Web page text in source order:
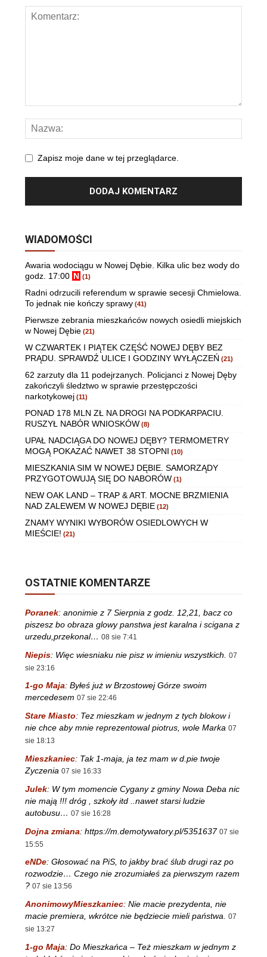
Zapisz moje dane w tej przeglądarce.
WIADOMOŚCI
Awaria wodociągu w Nowej Dębie. Kilka ulic bez wody do
godz. 17:00 N (1)
Radni odrzucili referendum w sprawie secesji Chmielowa.
To jednak nie kończy sprawy (41)
Pierwsze zebrania mieszkańców nowych osiedli miejskich
w Nowej Dębie (21)
W CZWARTEK I PIĄTEK CZĘŚĆ NOWEJ DĘBY BEZ
PRĄDU. SPRAWDŹ ULICE I GODZINY WYŁĄCZEŃ (21)
62 zarzuty dla 11 podejrzanych. Policjanci z Nowej Dęby
zakończyli śledztwo w sprawie przestępczości
narkotykowej (11)
PONAD 178 MLN ZŁ NA DROGI NA PODKARPACIU.
RUSZYŁ NABÓR WNIOSKÓW (8)
UPAŁ NADCIĄGA DO NOWEJ DĘBY? TERMOMETRY
MOGĄ POKAZAĆ NAWET 38 STOPNI (10)
MIESZKANIA SIM W NOWEJ DĘBIE. SAMORZĄDY
PRZYGOTOWUJĄ SIĘ DO NABORÓW (1)
NEW OAK LAND – TRAP & ART. MOCNE BRZMIENIA
NAD ZALEWEM W NOWEJ DĘBIE (12)
ZNAMY WYNIKI WYBORÓW OSIEDLOWYCH W
MIEŚCIE! (21)
OSTATNIE KOMENTARZE
Poranek: anonimie z 7 Sierpnia z godz. 12,21, bacz co
piszesz bo obraza glowy panstwa jest karalna i scigana z
urzedu,przekonal… 08 sie 7:41
Niepis: Więc wiesniaku nie pisz w imieniu wszystkich.
07
sie 23:16
1-go Maja: Byłeś już w Brzostowej Górze swoim
mercedesem 07 sie 22:46
Stare Miasto: Tez mieszkam w jednym z tych blokow i
nie chce aby mnie reprezentowal piotrus, wole Marka 07
sie 18:13
Mieszkaniec: Tak 1-maja, ja tez mam w d.pie twoje
Zyczenia 07 sie 16:33
Julek: W tym momencie Cygany z gminy Nowa Deba nic
nie mają !!! dróg , szkoły itd ..nawet starsi ludzie
autobusu… 07 sie 16:28
Dojna zmiana: https://m.demotywatory.pl/5351637 07 sie
15:55
eNDe: Głosować na PiS, to jakby brać ślub drugi raz po
rozwodzie… Czego nie zrozumiałeś za pierwszym razem
? 07 sie 13:56
AnonimowyMieszkaniec: Nie macie prezydenta, nie
macie premiera, wkrótce nie będziecie mieli państwa. 07
sie 13:27
1-go Maja: Do Mieszkańca – Też mieszkam w jednym z